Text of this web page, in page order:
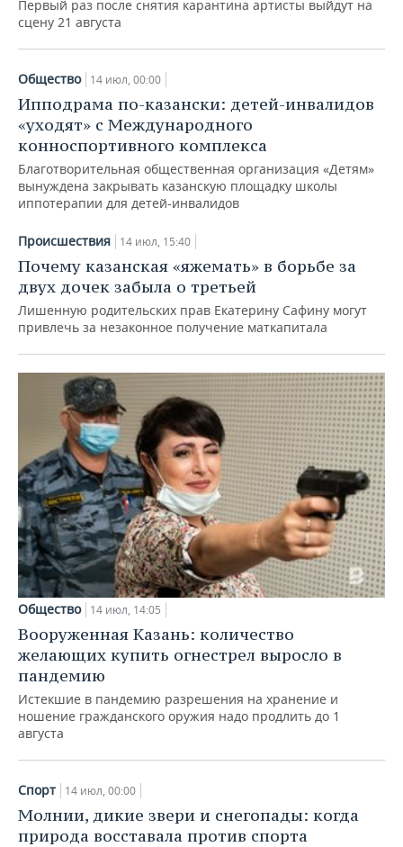
Первый раз после снятия карантина артисты выйдут на
сцену 21 августа
Общество 14 июл, 00:00
Ипподрама по-казански: детей-инвалидов
«уходят» с Международного
конноспортивного комплекса
Благотворительная общественная организация «Детям»
вынуждена закрывать казанскую площадку школы
иппотерапии для детей-инвалидов
Происшествия 14 июл, 15:40
Почему казанская «яжемать» в борьбе за
двух дочек забыла о третьей
Лишенную родительских прав Екатерину Сафину могут
привлечь за незаконное получение маткапитала
Общество 14 июл, 14:05
Вооруженная Казань: количество
желающих купить огнестрел выросло в
пандемию
Истекшие в пандемию разрешения на хранение и
ношение гражданского оружия надо продлить до 1
августа
Спорт 14 июл, 00:00
Молнии, дикие звери и снегопады: когда
природа восставала против спорта